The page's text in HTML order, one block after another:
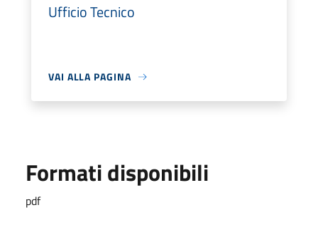
Ufficio Tecnico
VAI ALLA PAGINA
Formati disponibili
pdf